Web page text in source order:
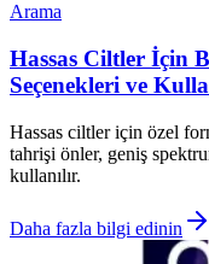
Arama
Hassas Ciltler İçin
Seçenekleri ve
Hassas ciltler için özel
tahrişi önler, geniş
kullanılır.
Daha fazla bilgi edinin